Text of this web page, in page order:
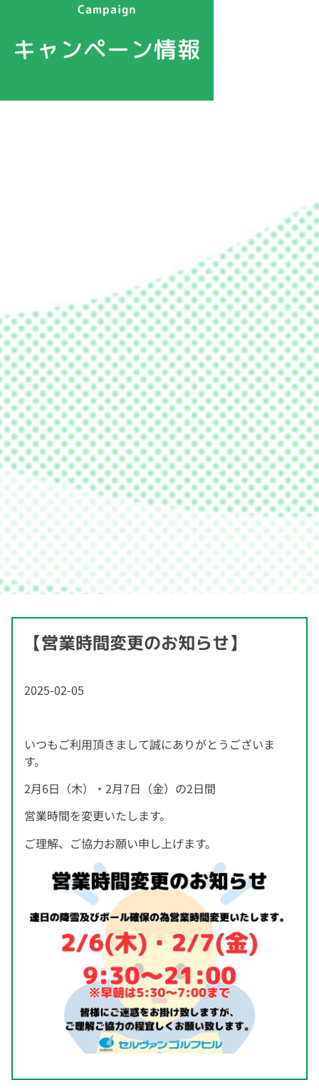
Campaign
キャンペーン情報
【営業時間変更のお知らせ】
2025-02-05
いつもご利用頂きまして誠にありがとうございま
す。
2月6日（木）・2月7日（金）の2日間
営業時間を変更いたします。
ご理解、ご協力お願い申し上げます。